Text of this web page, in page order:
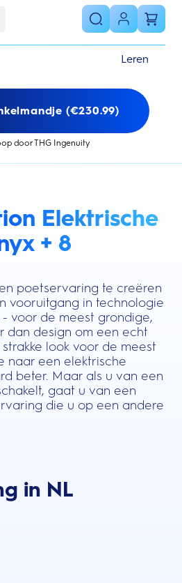
Leren
(€230.99)
door THG Ingenuity
Elektrische
+ 8
poetservaring te creëren
vooruitgang in technologie
voor de meest grondige,
dan design om een echt
look voor de meest
naar een elektrische
beter. Maar als u van een
gaat u van een
die u op een andere
in NL